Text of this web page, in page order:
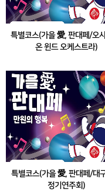
특별코스(가을 愛, 판대페/오
온 윈드 오케스트라)
윈드 오케스트라> 공연 관람 & 대구
시 관람
특별코스(가을 愛, 판대페/대
정기연주회)